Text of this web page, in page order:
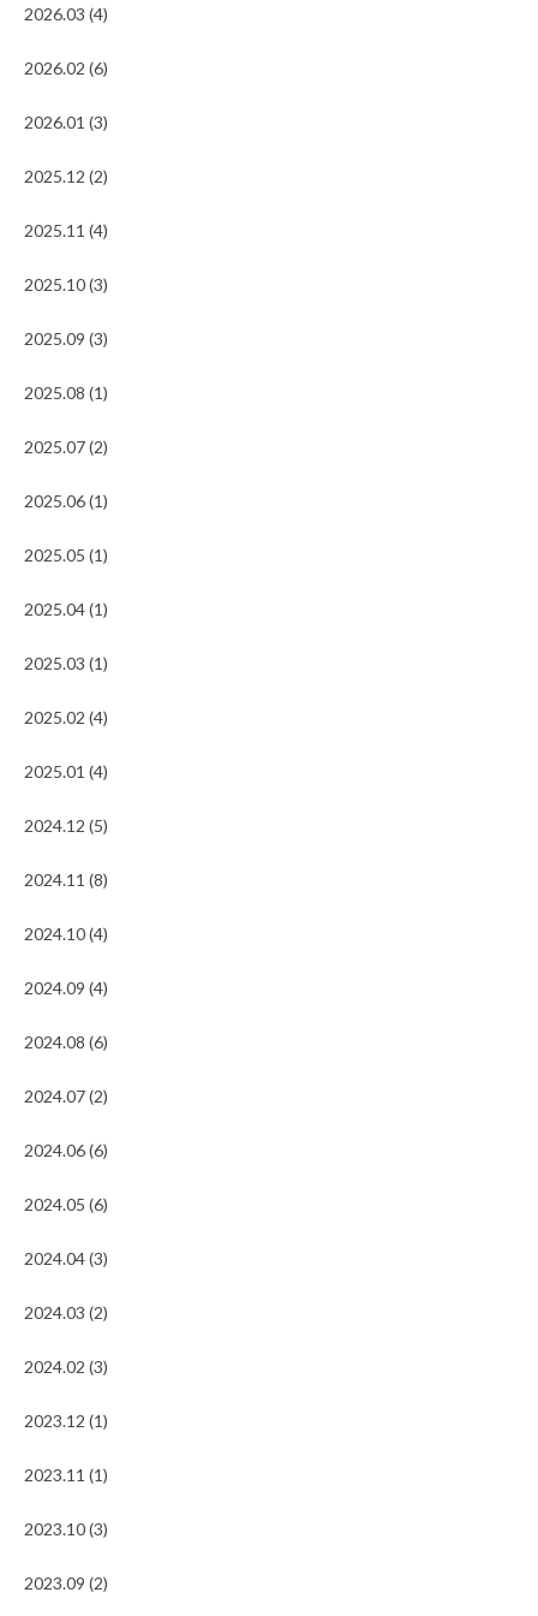
2026.03 (4)
2026.02 (6)
2026.01 (3)
2025.12 (2)
2025.11 (4)
2025.10 (3)
2025.09 (3)
2025.08 (1)
2025.07 (2)
2025.06 (1)
2025.05 (1)
2025.04 (1)
2025.03 (1)
2025.02 (4)
2025.01 (4)
2024.12 (5)
2024.11 (8)
2024.10 (4)
2024.09 (4)
2024.08 (6)
2024.07 (2)
2024.06 (6)
2024.05 (6)
2024.04 (3)
2024.03 (2)
2024.02 (3)
2023.12 (1)
2023.11 (1)
2023.10 (3)
2023.09 (2)